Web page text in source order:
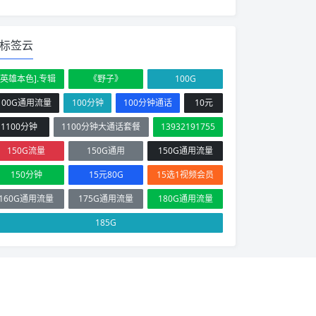
标签云
雄本色].专辑 《野子》
100G
通用流量
100分钟 100分钟通话
10元
1100分钟
1100分钟大通话套餐
13932191755
150G流量
150G通用
150G通用流量
150分钟
15元80G
15选1视频会员
160G通用流量
175G通用流量
180G通用流量
185G